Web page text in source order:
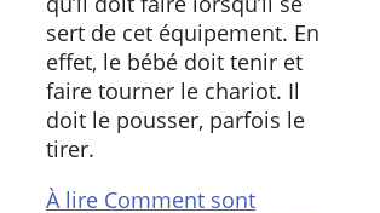
sert de cet équipement. En
effet, le bébé doit tenir et
faire tourner le chariot. Il
doit le pousser, parfois le
tirer.
À lire Comment sont